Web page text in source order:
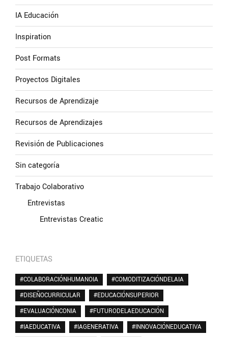
IA Educación
Inspiration
Post Formats
Proyectos Digitales
Recursos de Aprendizaje
Recursos de Aprendizajes
Revisión de Publicaciones
Sin categoría
Trabajo Colaborativo
Entrevistas
Entrevistas Creatic
ETIQUETAS
#COLABORACIÓNHUMANOIA
#COMODITIZACIÓNDELAIA
#DISEÑOCURRICULAR
#EDUCACIÓNSUPERIOR
#EVALUACIÓNCONIA
#FUTURODELAEDUCACIÓN
#IAEDUCATIVA
#IAGENERATIVA
#INNOVACIÓNEDUCATIVA